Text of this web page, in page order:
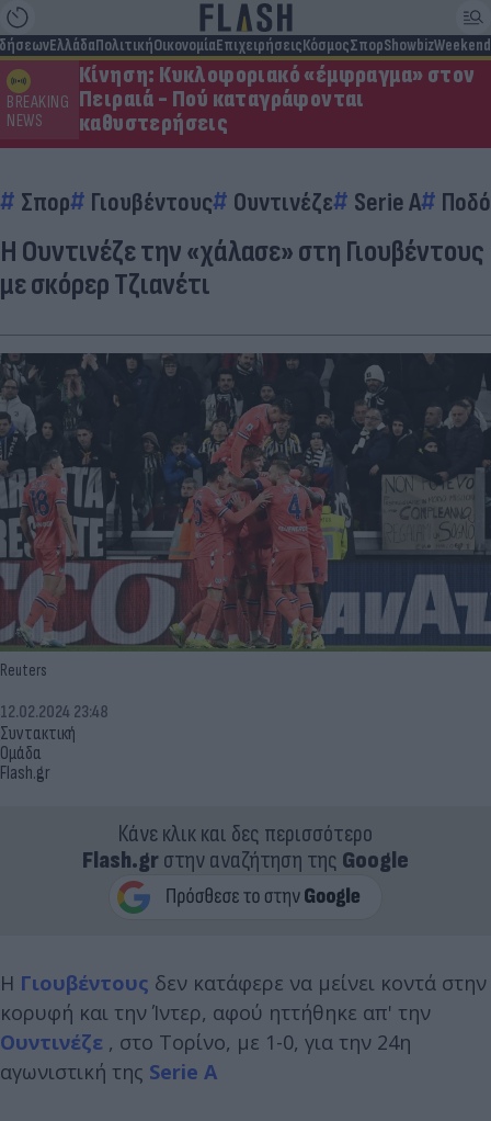
ΕλλάδαΠολιτικήΟικονομίαΕπιχειρήσειςΚόσμοςΣπορShowbizWeekend
BREAKING
NEWS
Κίνηση: Κυκλοφοριακό «έμφραγμα» στον
Πειραιά - Πού καταγράφονται
καθυστερήσεις
Σπορ Γιουβέντους Ουντινέζε Serie A
Η Ουντινέζε την «χάλασε» στη Γιουβέντους
με σκόρερ Τζιανέτι
Reuters
Συντακτική
Ομάδα
Flash.gr
12.02.2024 23:48
Κάνε κλικ και δες περισσότερο
Flash.grστην αναζήτηση της Google
Η Γιουβέντους δεν κατάφερε να μείνει κοντά στην
κορυφή και την Ίντερ, αφού ηττήθηκε απ' την
Ουντινέζε , στο Τορίνο, με 1-0, για την 24η
αγωνιστική της Serie A